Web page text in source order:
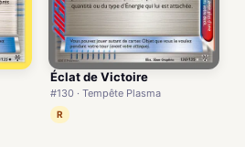
Éclat de Victoire
#130 · Tempête Plasma
R